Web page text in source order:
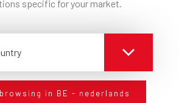
specific for your market.
in BE - nederlands